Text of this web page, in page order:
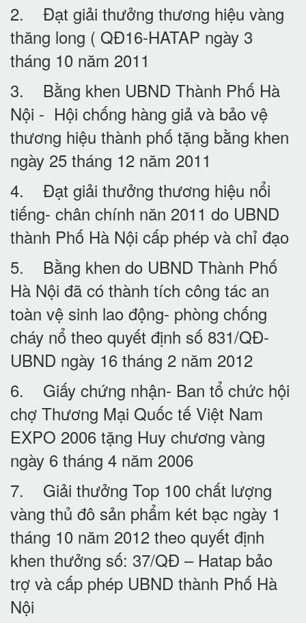
2. Đạt giải thưởng thương hiệu vàng
thăng long ( QĐ16-HATAP ngày 3
tháng 10 năm 2011
3. Bằng khen UBND Thành Phố Hà
Nội - Hội chống hàng giả và bảo vệ
thương hiệu thành phố tặng bằng khen
ngày 25 tháng 12 năm 2011
4. Đạt giải thưởng thương hiệu nổi
tiếng- chân chính năn 2011 do UBND
thành Phố Hà Nội cấp phép và chỉ đạo
5. Bằng khen do UBND Thành Phố
Hà Nội đã có thành tích công tác an
toàn vệ sinh lao động- phòng chống
cháy nổ theo quyết định số 831/QĐ-
UBND ngày 16 tháng 2 năm 2012
6. Giấy chứng nhận- Ban tổ chức hội
chợ Thương Mại Quốc tế Việt Nam
EXPO 2006 tặng Huy chương vàng
ngày 6 tháng 4 năm 2006
7. Giải thưởng Top 100 chất lượng
vàng thủ đô sản phẩm két bạc ngày 1
tháng 10 năm 2012 theo quyết định
khen thưởng số: 37/QĐ – Hatap bảo
trợ và cấp phép UBND thành Phố Hà
Nội